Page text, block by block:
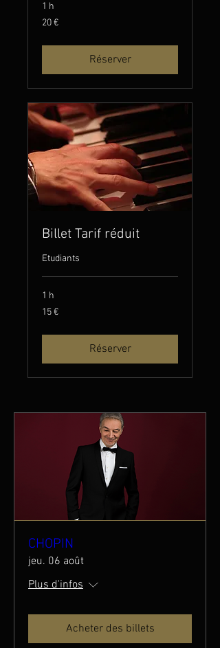
1 h
20
euros
20 €
Réserver
Billet Tarif réduit
Etudiants
1 h
15
euros
15 €
Réserver
CHOPIN
jeu. 06 août
Plus d'infos
Acheter des billets